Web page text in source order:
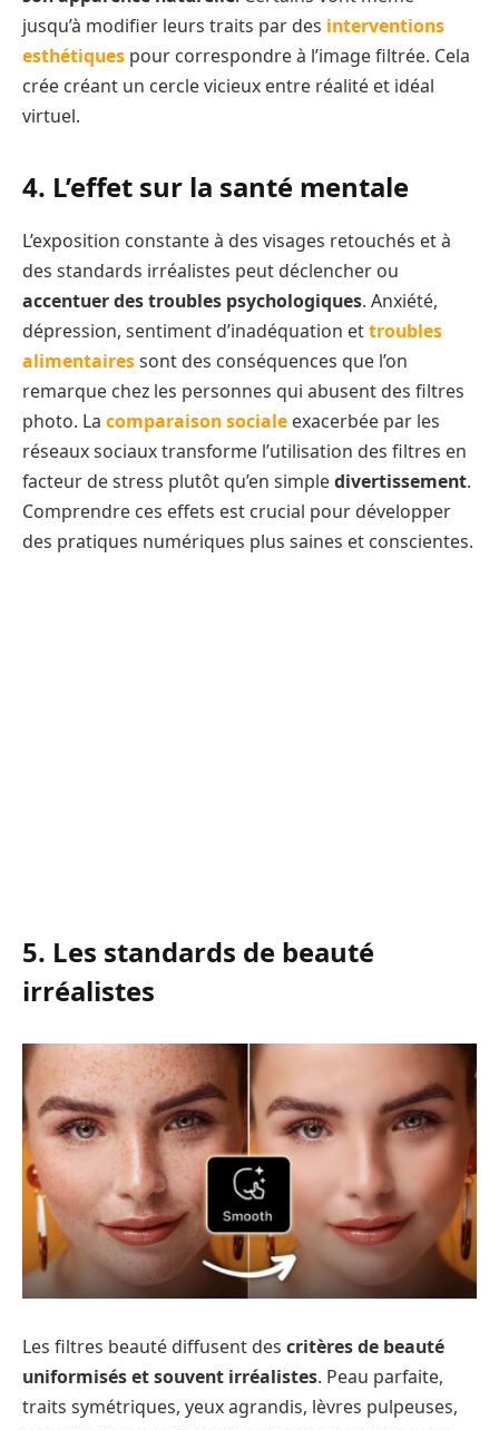
jusqu’à modifier leurs traits par des interventions
esthétiques pour correspondre à l’image filtrée. Cela
crée créant un cercle vicieux entre réalité et idéal
virtuel.
4. L’effet sur la santé mentale
L’exposition constante à des visages retouchés et à
des standards irréalistes peut déclencher ou
accentuer des troubles psychologiques. Anxiété,
dépression, sentiment d’inadéquation ettroubles
alimentairessont des conséquences que l’on
remarque chez les personnes qui abusent des filtres
photo. La comparaison sociale exacerbée par les
réseaux sociaux transforme l’utilisation des filtres en
facteur de stress plutôt qu’en simpledivertissement.
Comprendre ces effets est crucial pour développer
des pratiques numériques plus saines et conscientes.
5. Les standards de beauté
irréalistes
Les filtres beauté diffusent des critères de beauté
uniformisés et souvent irréalistes. Peau parfaite,
traits symétriques, yeux agrandis, lèvres pulpeuses,